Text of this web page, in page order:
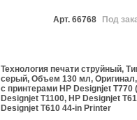
Арт. 66768 Под
Технология печатиструйный,
серый, Объем130 мл,Оригинал
с принтерами HP Designjet T770
Designjet T1100, HP Designjet
Designjet T610 44-in Printer